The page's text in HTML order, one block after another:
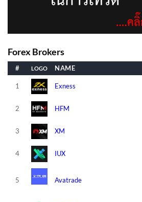
Forex Brokers
# NAME
1 Exness
2 HFM
3 XM
4 IUX
5 Avatrade